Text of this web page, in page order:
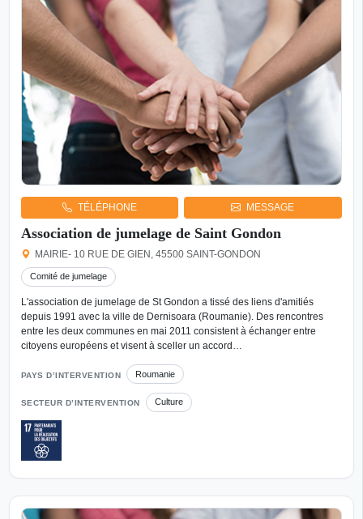
TÉLÉPHONE MESSAGE
Association de jumelage de Saint Gondon
MAIRIE- 10 RUE DE GIEN, 45500 SAINT-GONDON
Comité de jumelage
L'association de jumelage de St Gondon a tissé des liens d'amitiés
depuis 1991 avec la ville de Dernisoara (Roumanie). Des rencontres
entre les deux communes en mai 2011 consistent à échanger entre
citoyens européens et visent à sceller un accord…
PAYS D’INTERVENTION Roumanie
SECTEUR D’INTERVENTION Culture